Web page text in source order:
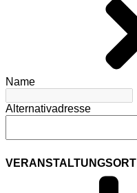
Name
Alternativadresse
VERANSTALTUNGSORT